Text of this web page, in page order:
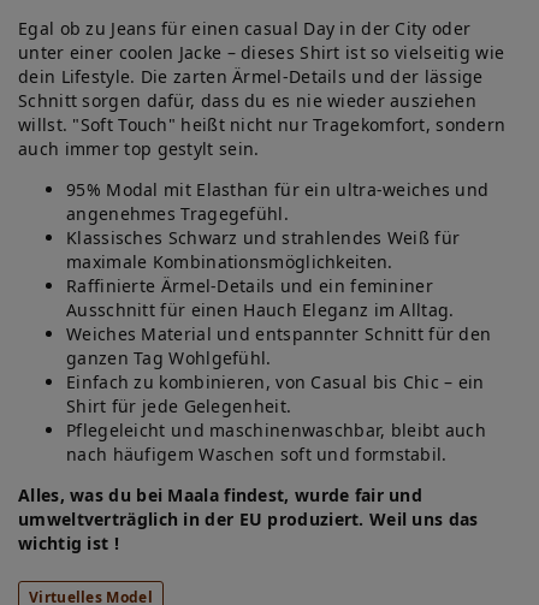
Egal ob zu Jeans für einen casual Day in der City oder
unter einer coolen Jacke – dieses Shirt ist so vielseitig wie
dein Lifestyle. Die zarten Ärmel-Details und der lässige
Schnitt sorgen dafür, dass du es nie wieder ausziehen
willst. "Soft Touch" heißt nicht nur Tragekomfort, sondern
auch immer top gestylt sein.
95% Modal mit Elasthan für ein ultra-weiches und
angenehmes Tragegefühl.
Klassisches Schwarz und strahlendes Weiß für
maximale Kombinationsmöglichkeiten.
Raffinierte Ärmel-Details und ein femininer
Ausschnitt für einen Hauch Eleganz im Alltag.
Weiches Material und entspannter Schnitt für den
ganzen Tag Wohlgefühl.
Einfach zu kombinieren, von Casual bis Chic – ein
Shirt für jede Gelegenheit.
Pflegeleicht und maschinenwaschbar, bleibt auch
nach häufigem Waschen soft und formstabil.
Alles, was du bei Maala findest, wurde fair und
umweltverträglich in der EU produziert. Weil uns das
wichtig ist !
Virtuelles Model